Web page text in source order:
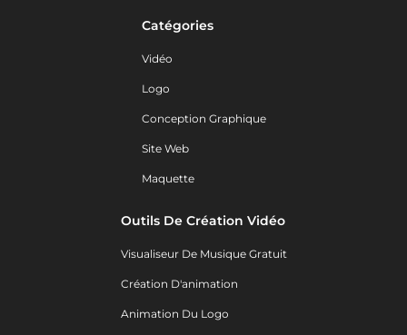
Catégories
Vidéo
Logo
Conception Graphique
Site Web
Maquette
Outils De Création Vidéo
Visualiseur De Musique Gratuit
Création D'animation
Animation Du Logo